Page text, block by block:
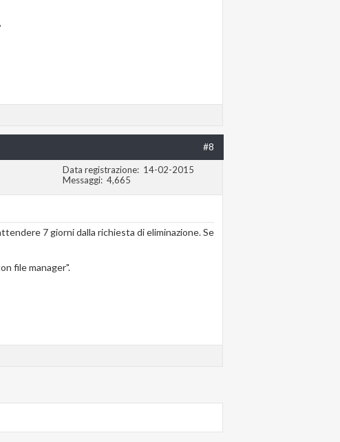
#8
Data registrazione
14-02-2015
Messaggi 4,665
7 giorni dalla richiesta di eliminazione. Se
file manager".